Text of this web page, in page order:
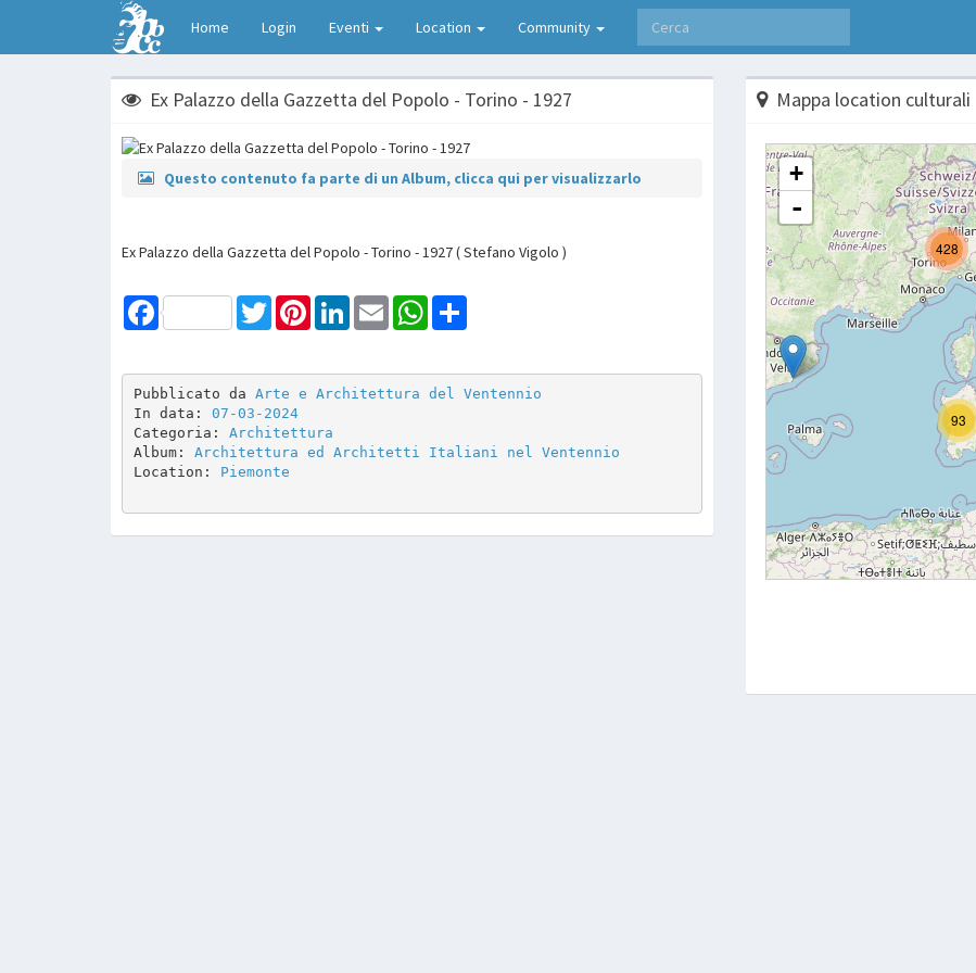
Home Login Eventi Location Community
Ex Palazzo della Gazzetta del Popolo - Torino - 1927
Questo contenuto fa parte di un Album, clicca qui per visualizzarlo
Ex Palazzo della Gazzetta del Popolo - Torino - 1927 ( Stefano Vigolo )
Facebook TwitterPinterestLinkedInEmail WhatsApp
Pubblicato da Arte e Architettura del Ventennio
In data: 07-03-2024
Categoria: Architettura
Album: Architettura ed Architetti Italiani nel Ventennio
Location: Piemonte
Mappa location culturali